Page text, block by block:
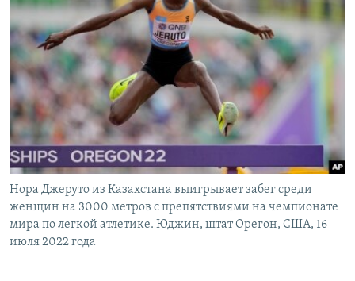
Нора Джеруто из Казахстана выигрывает забег среди
женщин на 3000 метров с препятствиями на чемпионате
мира по легкой атлетике. Юджин, штат Орегон, США, 16
июля 2022 года